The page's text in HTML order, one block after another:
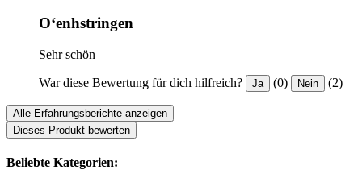
O‘enhstringen
Sehr schön
War diese Bewertung für dich hilfreich? Ja (0) Nein (2)
Alle Erfahrungsberichte anzeigen
Dieses Produkt bewerten
Beliebte Kategorien: